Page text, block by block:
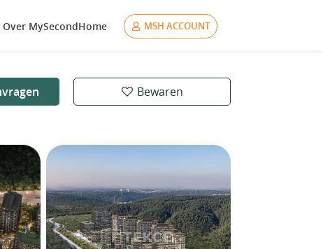
Over MySecondHome MSH ACCOUNT
Bewaren